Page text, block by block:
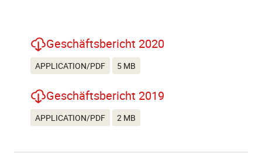
Geschäftsbericht 2020
APPLICATION/PDF 5 MB
Geschäftsbericht 2019
APPLICATION/PDF 2 MB